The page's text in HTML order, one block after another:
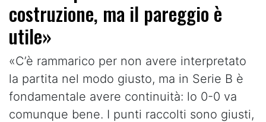
costruzione, ma il pareggio è
utile»
«C’è rammarico per non avere interpretato
la partita nel modo giusto, ma in Serie B è
fondamentale avere continuità: lo 0-0 va
comunque bene. I punti raccolti sono giusti,